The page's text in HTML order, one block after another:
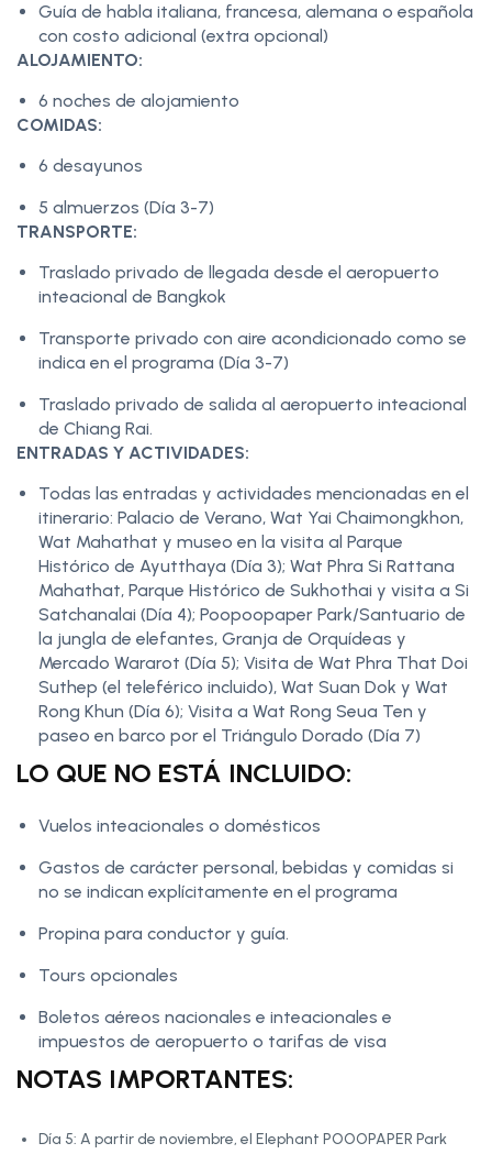
Guía de habla italiana, francesa, alemana o española
con costo adicional (extra opcional)
ALOJAMIENTO:
6 noches de alojamiento
COMIDAS:
6 desayunos
5 almuerzos (Día 3-7)
TRANSPORTE:
Traslado privado de llegada desde el aeropuerto
inteacional de Bangkok
Transporte privado con aire acondicionado como se
indica en el programa (Día 3-7)
Traslado privado de salida al aeropuerto inteacional
de Chiang Rai.
ENTRADAS Y ACTIVIDADES:
Todas las entradas y actividades mencionadas en el
itinerario: Palacio de Verano, Wat Yai Chaimongkhon,
Wat Mahathat y museo en la visita al Parque
Histórico de Ayutthaya (Día 3); Wat Phra Si Rattana
Mahathat, Parque Histórico de Sukhothai y visita a Si
Satchanalai (Día 4); Poopoopaper Park/Santuario de
la jungla de elefantes, Granja de Orquídeas y
Mercado Wararot (Día 5); Visita de Wat Phra That Doi
Suthep (el teleférico incluido), Wat Suan Dok y Wat
Rong Khun (Día 6); Visita a Wat Rong Seua Ten y
paseo en barco por el Triángulo Dorado (Día 7)
LO QUE NO ESTÁ INCLUIDO:
Vuelos inteacionales o domésticos
Gastos de carácter personal, bebidas y comidas si
no se indican explícitamente en el programa
Propina para conductor y guía.
Tours opcionales
Boletos aéreos nacionales e inteacionales e
impuestos de aeropuerto o tarifas de visa
NOTAS IMPORTANTES:
Día 5: A partir de noviembre, el Elephant POOOPAPER Park